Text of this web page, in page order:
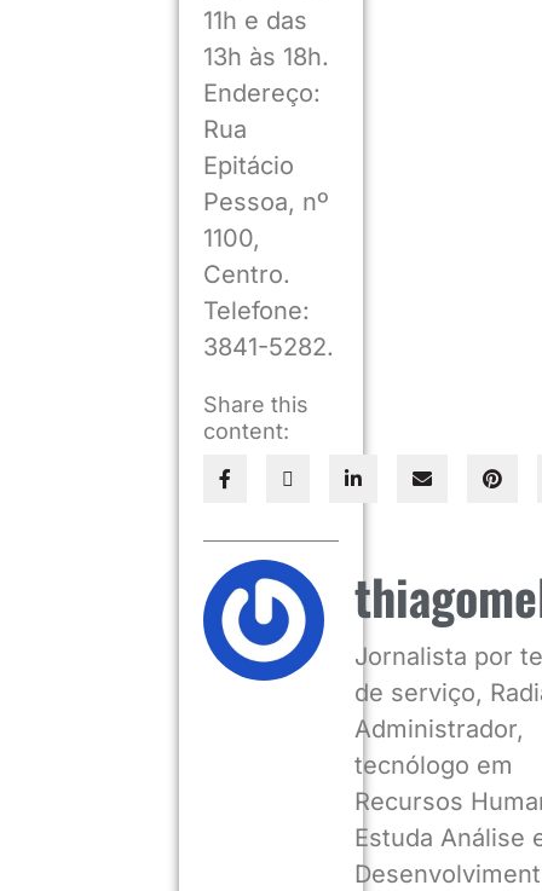
11h e das
13h às 18h.
Endereço:
Rua
Epitácio
Pessoa, nº
1100,
Centro.
Telefone:
3841-5282.
Share this
content:
Jornalista por
de serviço,
Administrador,
tecnólogo em
Recursos
Estuda Análise